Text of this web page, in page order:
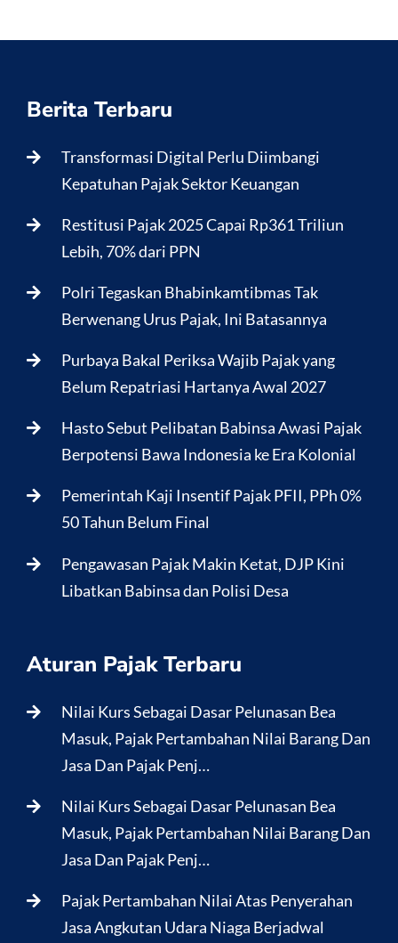
Berita Terbaru
Transformasi Digital Perlu Diimbangi
Kepatuhan Pajak Sektor Keuangan
Restitusi Pajak 2025 Capai Rp361 Triliun
Lebih, 70% dari PPN
Polri Tegaskan Bhabinkamtibmas Tak
Berwenang Urus Pajak, Ini Batasannya
Purbaya Bakal Periksa Wajib Pajak yang
Belum Repatriasi Hartanya Awal 2027
Hasto Sebut Pelibatan Babinsa Awasi Pajak
Berpotensi Bawa Indonesia ke Era Kolonial
Pemerintah Kaji Insentif Pajak PFII, PPh 0%
50 Tahun Belum Final
Pengawasan Pajak Makin Ketat, DJP Kini
Libatkan Babinsa dan Polisi Desa
Aturan Pajak Terbaru
Nilai Kurs Sebagai Dasar Pelunasan Bea
Masuk, Pajak Pertambahan Nilai Barang Dan
Jasa Dan Pajak Penj…
Nilai Kurs Sebagai Dasar Pelunasan Bea
Masuk, Pajak Pertambahan Nilai Barang Dan
Jasa Dan Pajak Penj…
Pajak Pertambahan Nilai Atas Penyerahan
Jasa Angkutan Udara Niaga Berjadwal